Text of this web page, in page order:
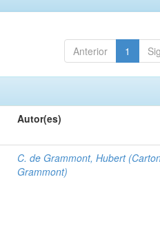
Anterior 1
Autor(es)
C. de Grammont, Hubert
Grammont)